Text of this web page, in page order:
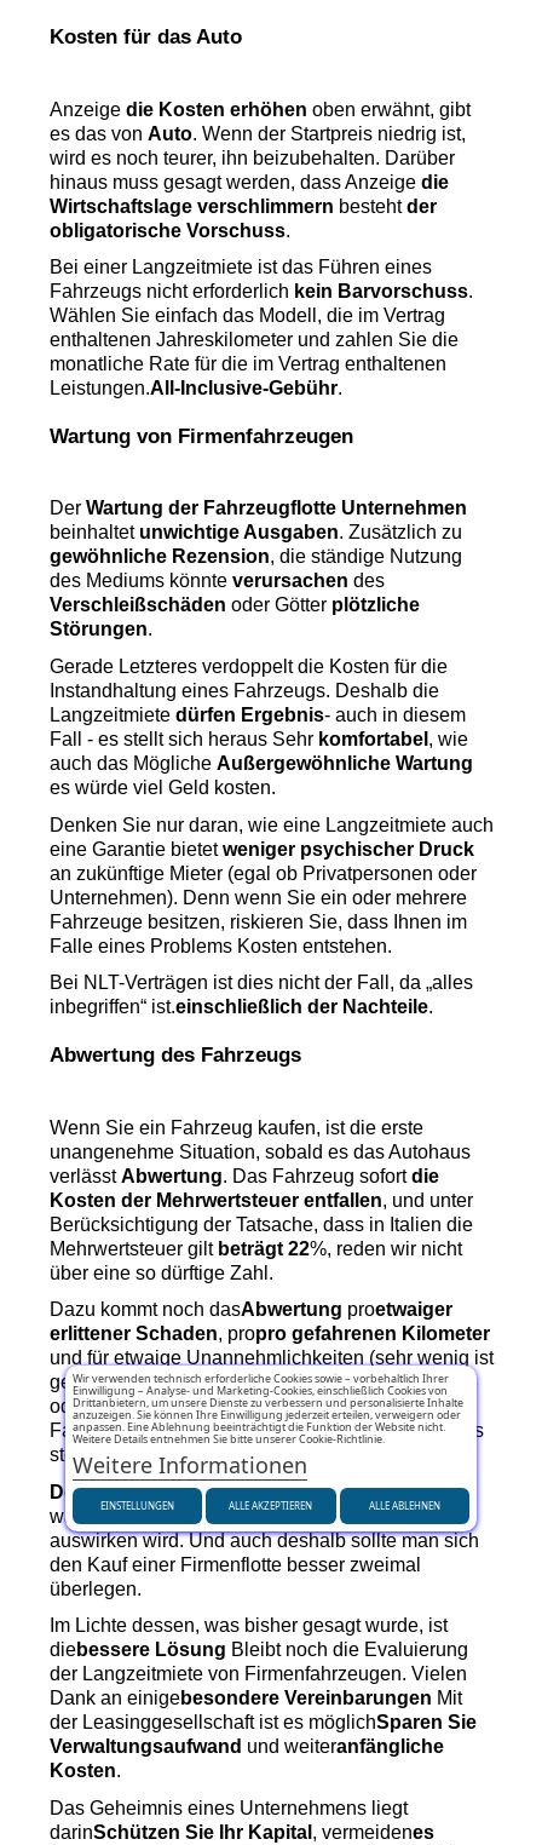
Kosten für das Auto
Anzeige die Kosten erhöhen oben erwähnt, gibt
es das von Auto. Wenn der Startpreis niedrig ist,
wird es noch teurer, ihn beizubehalten. Darüber
hinaus muss gesagt werden, dass Anzeige die
Wirtschaftslage verschlimmern besteht der
obligatorische Vorschuss.
Bei einer Langzeitmiete ist das Führen eines
Fahrzeugs nicht erforderlich kein Barvorschuss.
Wählen Sie einfach das Modell, die im Vertrag
enthaltenen Jahreskilometer und zahlen Sie die
monatliche Rate für die im Vertrag enthaltenen
Leistungen.All-Inclusive-Gebühr.
Wartung von Firmenfahrzeugen
Der Wartung der Fahrzeugflotte Unternehmen
beinhaltet unwichtige Ausgaben
gewöhnliche Rezension, die ständige Nutzung
des Mediums könnte verursachen
des
Verschleißschäden oder Götter plötzliche
Störungen.
Gerade Letzteres verdoppelt die Kosten für die
Instandhaltung eines Fahrzeugs. Deshalb die
Langzeitmiete dürfen Ergebnis- auch in diesem
Fall - es stellt sich heraus Sehr komfortabel , wie
auch das Mögliche Außergewöhnliche Wartung
es würde viel Geld kosten.
Denken Sie nur daran, wie eine Langzeitmiete auch
eine Garantie bietet weniger psychischer Druck
an zukünftige Mieter (egal ob Privatpersonen oder
Unternehmen). Denn wenn Sie ein oder mehrere
Fahrzeuge besitzen, riskieren Sie, dass Ihnen im
Falle eines Problems Kosten entstehen.
Bei NLT-Verträgen ist dies nicht der Fall, da „alles
inbegriffen“ ist.einschließlich der Nachteile.
Abwertung des Fahrzeugs
Wenn Sie ein Fahrzeug kaufen, ist die erste
unangenehme Situation, sobald es das Autohaus
verlässt Abwertung. Das Fahrzeug sofort die
Kosten der Mehrwertsteuer entfallen, und unter
Berücksichtigung der Tatsache, dass in Italien die
Mehrwertsteuer gilt beträgt 22%, reden wir nicht
über eine so dürftige Zahl.
Dazu kommt noch dasAbwertung proetwaiger
erlittener Schaden, propro gefahrenen Kilometer
und für etwaige Unannehmlichkeiten (sehr wenig ist
genug). Bei der Langzeitmiete (für Privatpersonen
oder Unternehmen) ist dies nicht der Fall, da die
Fahrzeuge weiterhin zur Verfügung des Vermieters
stehen.
Der Zustand des Fahrzeugs es ist einZustand
was sich stark auf die Referenzfahrzeuge
auswirken wird. Und auch deshalb sollte man sich
den Kauf einer Firmenflotte besser zweimal
überlegen.
Im Lichte dessen, was bisher gesagt wurde, ist
diebessere Lösung Bleibt noch die Evaluierung
der Langzeitmiete von Firmenfahrzeugen. Vielen
Dank an einigebesondere Vereinbarungen Mit
der Leasinggesellschaft ist es möglichSparen Sie
Verwaltungsaufwand und weiteranfängliche
Kosten.
Das Geheimnis eines Unternehmens liegt
darinSchützen Sie Ihr Kapital , vermeidenes
Wir verwenden technisch erforderliche Cookies sowie – vorbehaltlich Ihrer
Einwilligung – Analyse- und Marketing-Cookies, einschließlich Cookies von
Drittanbietern, um unsere Dienste zu verbessern und personalisierte Inhalte
anzuzeigen. Sie können Ihre Einwilligung jederzeit erteilen, verweigern oder
anpassen. Eine Ablehnung beeinträchtigt die Funktion der Website nicht.
Weitere Details entnehmen Sie bitte unserer Cookie-Richtlinie.
Weitere Informationen
EINSTELLUNGEN ALLE ABLEHNEN
ALLE AKZEPTIEREN